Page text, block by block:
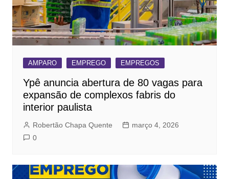
AMPARO EMPREGO EMPREGOS
Ypê anuncia abertura de 80 vagas para
expansão de complexos fabris do
interior paulista
Robertão Chapa Quente
março 4, 2026
0